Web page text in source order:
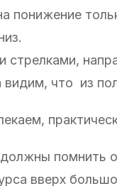
стрелками,
что из
помнить
вверх